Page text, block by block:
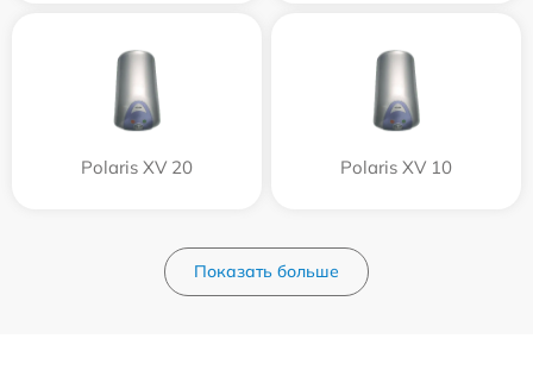
Polaris XV 20 Polaris XV 10
Показать больше